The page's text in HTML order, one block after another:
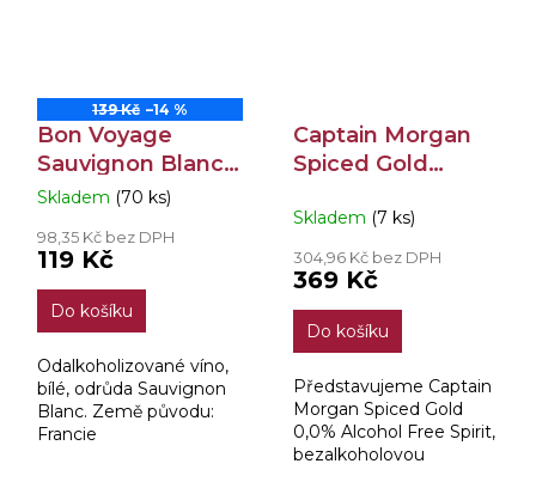
139 Kč –14 %
Bon Voyage
Sauvignon Blanc
Nealko 0,75l
Průměrné
produktu
je
3,4
5
hvězdiček.
Skladem (70 ks)
98,35 Kč bez DPH
119 Kč
Do košíku
Odalkoholizované víno,
bílé, odrůda Sauvignon
Blanc. Země původu:
Francie
Captain Morgan
Spiced Gold
Skladem (7 ks)
304,96 Kč bez DPH
369 Kč
Do košíku
Představujeme Captain
Morgan Spiced Gold
0,0% Alcohol Free Spirit,
bezalkoholovou